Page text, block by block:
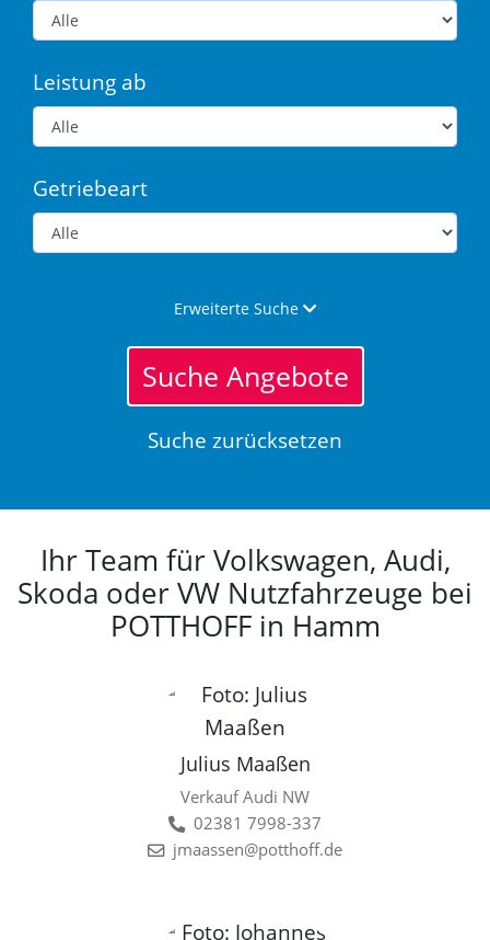
Leistung ab
Getriebeart
Erweiterte Suche
Suche Angebote
Suche zurücksetzen
Ihr Team für Volkswagen, Audi,
Skoda oder VW Nutzfahrzeuge bei
POTTHOFF in Hamm
Julius Maaßen
Verkauf Audi NW
02381 7998-337
jmaassen@potthoff.de